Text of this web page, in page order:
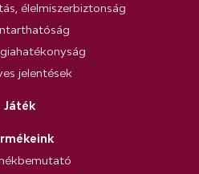
élelmiszerbiztonság
jelentések
Játék